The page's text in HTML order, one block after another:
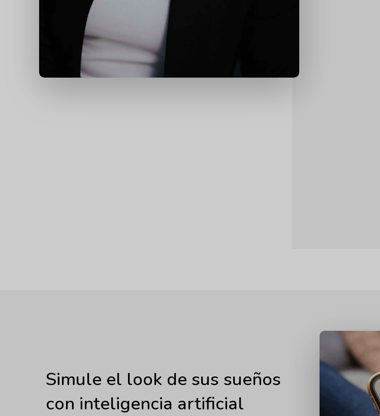
Simule el look de sus sueños
con inteligencia artificial